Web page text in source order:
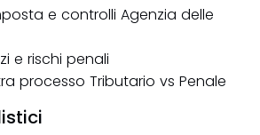
e controlli Agenzia delle
e rischi penali
processo Tributario vs Penale